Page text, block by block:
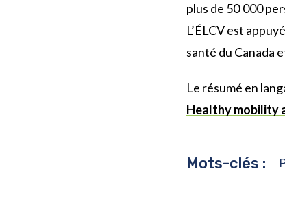
plus de 50 000
L’ÉLCV est
santé du Canada
Le résumé en
Healthy mobility
Mots-clés :